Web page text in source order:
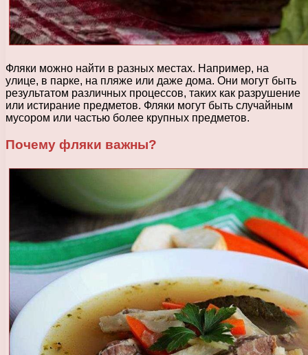
Фляки можно найти в разных местах. Например, на
улице, в парке, на пляже или даже дома. Они могут быть
результатом различных процессов, таких как разрушение
или истирание предметов. Фляки могут быть случайным
мусором или частью более крупных предметов.
Почему фляки важны?